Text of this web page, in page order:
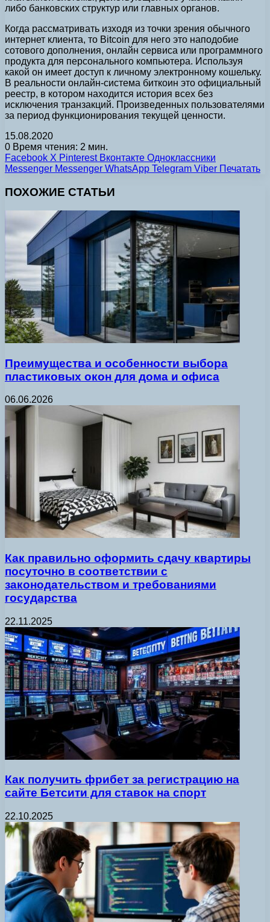
либо банковских структур или главных органов.
Когда рассматривать изходя из точки зрения обычного
интернет клиента, то Bitcoin для него это наподобие
сотового дополнения, онлайн сервиса или программного
продукта для персонального компьютера. Используя
какой он имеет доступ к личному электронному кошельку.
В реальности онлайн-система биткоин это официальный
реестр, в котором находится история всех без
исключения транзакций. Произведенных пользователями
за период функционирования текущей ценности.
15.08.2020
0 Время чтения: 2 мин.
Facebook X Pinterest Вконтакте Одноклассники
Messenger Messenger WhatsApp Telegram Viber Печатать
ПОХОЖИЕ СТАТЬИ
Преимущества и особенности выбора
пластиковых окон для дома и офиса
06.06.2026
Как правильно оформить сдачу квартиры
посуточно в соответствии с
законодательством и требованиями
государства
22.11.2025
Как получить фрибет за регистрацию на
сайте Бетсити для ставок на спорт
22.10.2025